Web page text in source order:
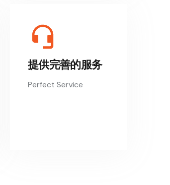
提供完善的服务
Perfect Service